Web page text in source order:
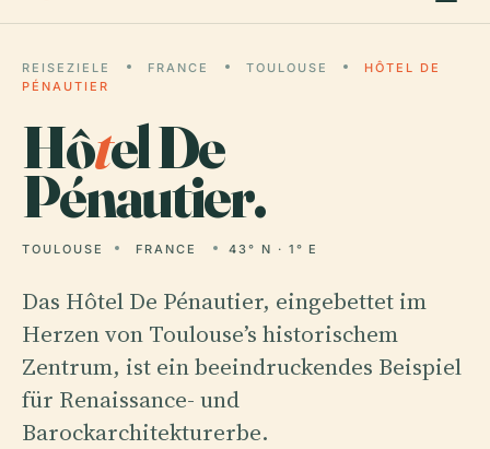
REISEZIELE FRANCE TOULOUSE
HÔTEL DE
PÉNAUTIER
Hôtel De
Pénautier.
TOULOUSE FRANCE 43° N · 1° E
Das Hôtel De Pénautier, eingebettet im
Herzen von Toulouse’s historischem
Zentrum, ist ein beeindruckendes Beispiel
für Renaissance- und
Barockarchitekturerbe.